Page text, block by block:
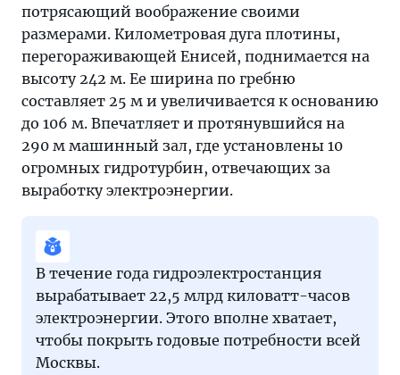
потрясающий воображение своими
размерами. Километровая дуга плотины,
перегораживающей Енисей, поднимается на
высоту 242 м. Ее ширина по гребню
составляет 25 м и увеличивается к основанию
до 106 м. Впечатляет и протянувшийся на
290 м машинный зал, где установлены 10
огромных гидротурбин, отвечающих за
выработку электроэнергии.
В течение года гидроэлектростанция
вырабатывает 22,5 млрд киловатт-часов
электроэнергии. Этого вполне хватает,
чтобы покрыть годовые потребности всей
Москвы.